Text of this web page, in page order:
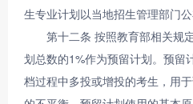
生专业计划以当地招生管理部门公
第十二条 按照教育部相关规
划总数的1%作为预留计划。预留
档过程中多投或增投的考生，用